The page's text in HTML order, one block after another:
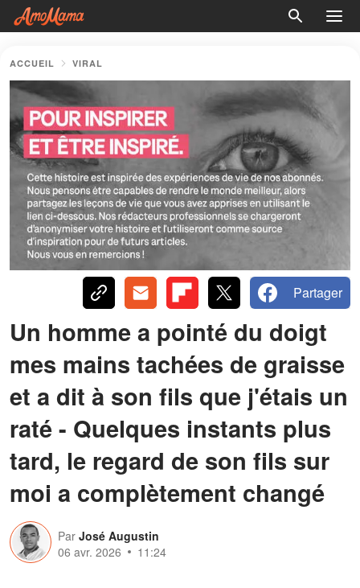
ACCUEIL VIRAL
Partager
Un homme a pointé du doigt
mes mains tachées de graisse
et a dit à son fils que j'étais un
raté - Quelques instants plus
tard, le regard de son fils sur
moi a complètement changé
Par José Augustin
06 avr. 2026
11:24